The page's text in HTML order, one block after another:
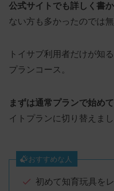
公式サイトでも詳しく書
ない方も多かったのでは
トイサブ利用者だけが知
プランコース。
まずは通常プランで始め
イトプランに切り替えまし
おすすめな人
初めて知育玩具を